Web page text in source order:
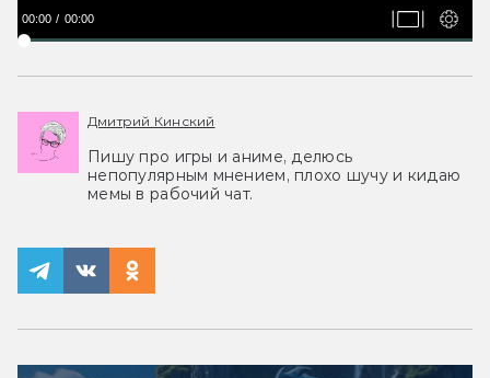
00:00 00:00
Дмитрий Кинский
Пишу про игры и аниме, делюсь
непопулярным мнением, плохо шучу и кидаю
мемы в рабочий чат.